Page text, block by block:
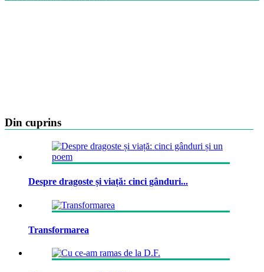
Din cuprins
Despre dragoste și viață: cinci gânduri...
Transformarea